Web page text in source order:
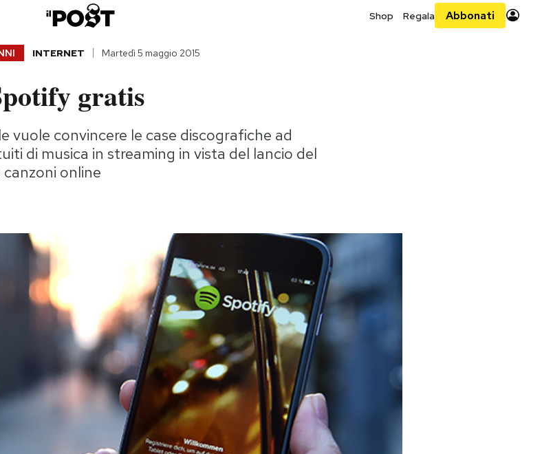
Shop Regala Abbonati
INTERNET Martedì 5 maggio 2015
gratis
vuole convincere le case discografiche ad
di musica in streaming in vista del lancio del
online